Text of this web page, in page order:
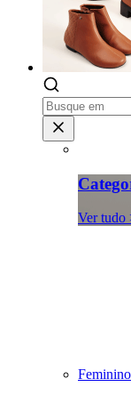
Ver tudo
Feminino